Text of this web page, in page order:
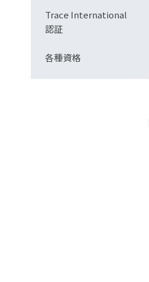
Trace International
認証
各種資格